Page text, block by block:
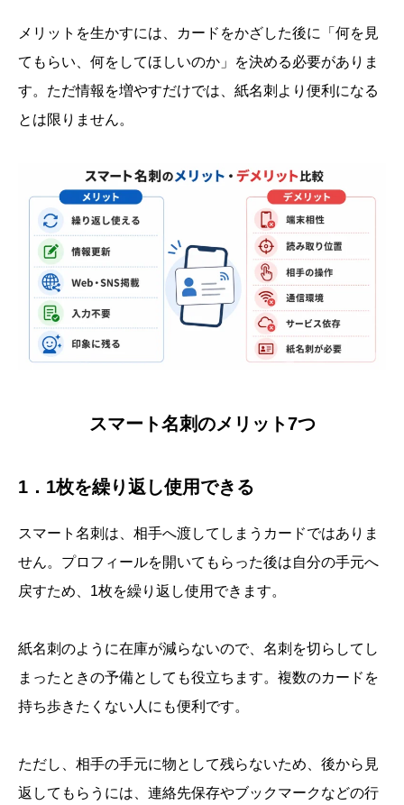
メリットを生かすには、カードをかざした後に「何を見
てもらい、何をしてほしいのか」を決める必要がありま
す。ただ情報を増やすだけでは、紙名刺より便利になる
とは限りません。
スマート名刺のメリット7つ
1．1枚を繰り返し使用できる
スマート名刺は、相手へ渡してしまうカードではありま
せん。プロフィールを開いてもらった後は自分の手元へ
戻すため、1枚を繰り返し使用できます。
紙名刺のように在庫が減らないので、名刺を切らしてし
まったときの予備としても役立ちます。複数のカードを
持ち歩きたくない人にも便利です。
ただし、相手の手元に物として残らないため、後から見
返してもらうには、連絡先保存やブックマークなどの行